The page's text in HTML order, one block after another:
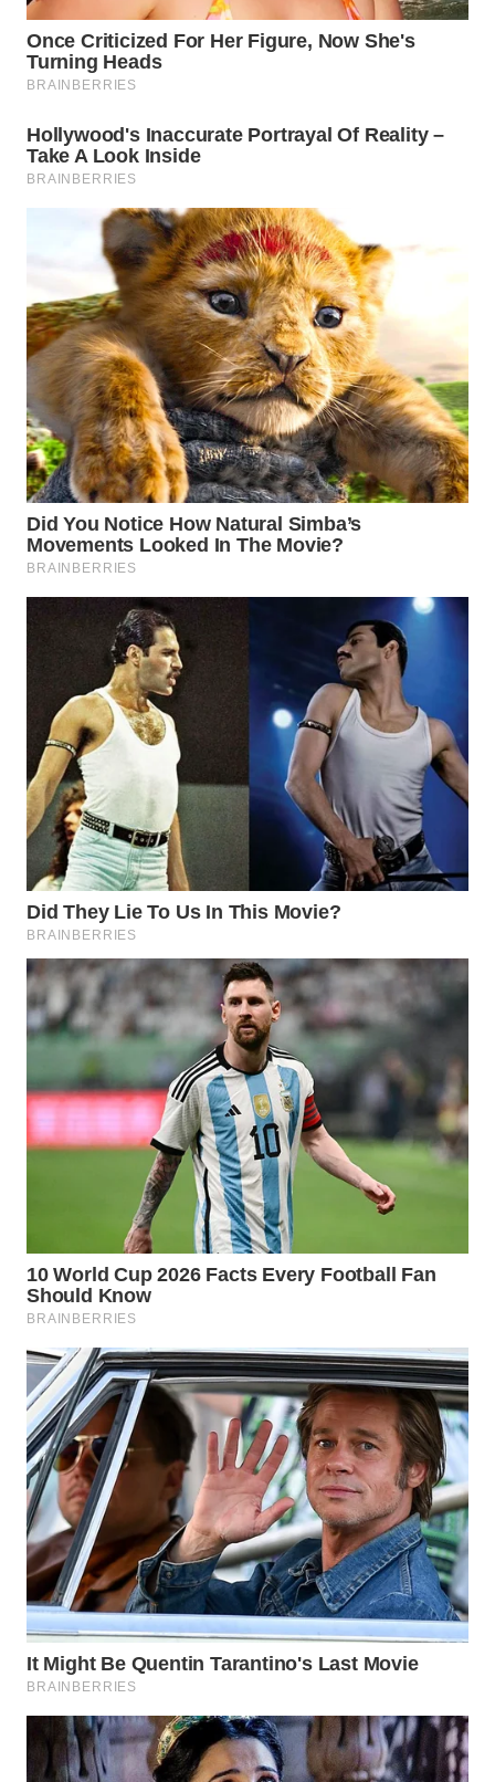
WN
KARO
WN
SIMALUNGUN
WN
LABUHANBATU
WN
TAPANULI
TENGAH
WN DELI
SERDANG
WN
TEBING
TINGGI
PAKPAK
WN
KARAWANG
WN
BEKASI
WN
BOGOR
WN
DEPOK
WN
TAPANULI
UTARA
SAMOSIR
LAWAS
WN
WN
CIANJUR
WN
KEPULAUAN
SERIBU
WN
TANGERANG
WN
BINJAI
WN
CIREBON